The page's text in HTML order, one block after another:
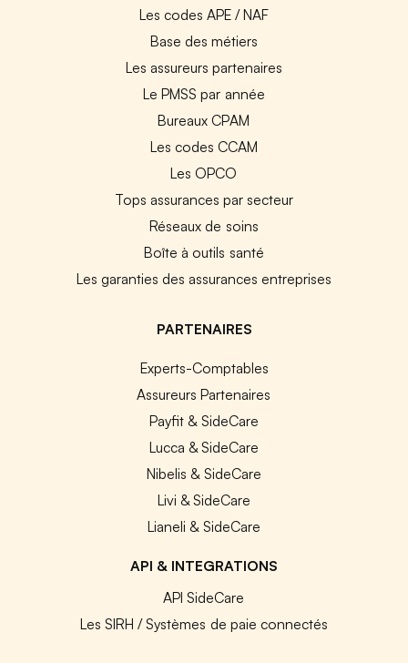
Les codes APE / NAF
Base des métiers
Les assureurs partenaires
Le PMSS par année
Bureaux CPAM
Les codes CCAM
Les OPCO
Tops assurances par secteur
Réseaux de soins
Boîte à outils santé
Les garanties des assurances entreprises
PARTENAIRES
Experts-Comptables
Assureurs Partenaires
Payfit & SideCare
Lucca & SideCare
Nibelis & SideCare
Livi & SideCare
Lianeli & SideCare
API & INTEGRATIONS
API SideCare
Les SIRH / Systèmes de paie connectés